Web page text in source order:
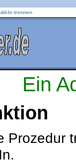
In trennen
Ein
Prozedur